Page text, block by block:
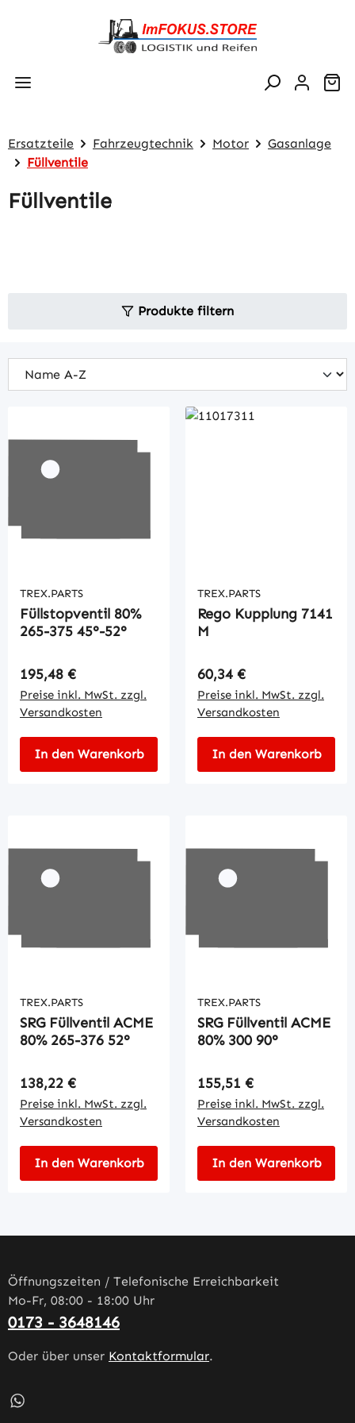
Zum Hauptinhalt springen
Ersatzteile Fahrzeugtechnik Motor
Gasanlage
Füllventile
Füllventile
Produkte filtern
TREX.PARTS
Füllstopventil 80%
265-375 45°-52°
Regulärer Preis:
195,48 €
Preise inkl. MwSt. zzgl.
Versandkosten
In den Warenkorb
TREX.PARTS
Rego Kupplung 7141
M
Regulärer Preis:
60,34 €
Preise inkl. MwSt. zzgl.
Versandkosten
In den Warenkorb
TREX.PARTS
SRG Füllventil ACME
80% 265-376 52°
Regulärer Preis:
138,22 €
Preise inkl. MwSt. zzgl.
Versandkosten
In den Warenkorb
TREX.PARTS
SRG Füllventil ACME
80% 300 90°
Regulärer Preis:
155,51 €
Preise inkl. MwSt. zzgl.
Versandkosten
In den Warenkorb
Öffnungszeiten / Telefonische Erreichbarkeit
Mo-Fr, 08:00 - 18:00 Uhr
0173 - 3648146
Oder über unser Kontaktformular.
Schreib uns auf WhatsApp – öffnet in neuem Tab